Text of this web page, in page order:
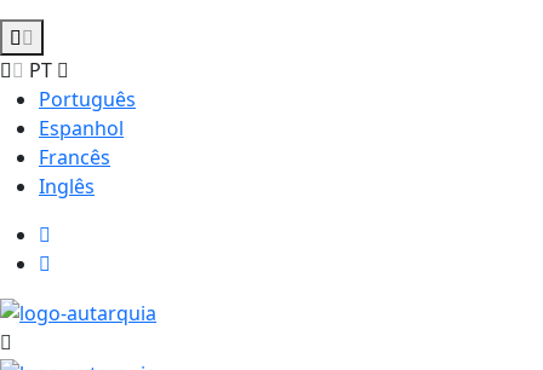
PT
Português
Espanhol
Francês
Inglês